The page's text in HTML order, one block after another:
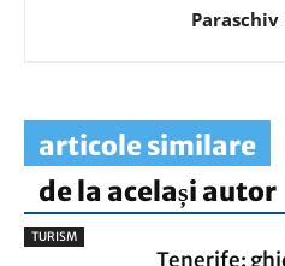
Paraschiv
articole similare
de la același autor
TURISM
Tenerife: